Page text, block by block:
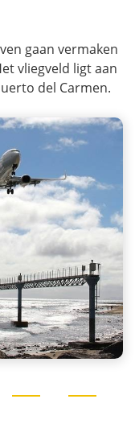
gaan vermaken
vliegveld ligt aan
del Carmen.